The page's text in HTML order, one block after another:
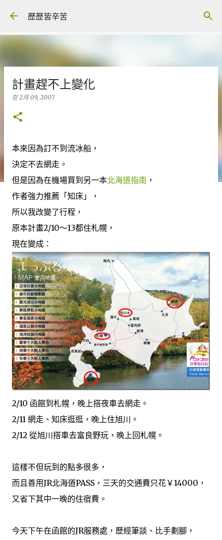
歷歷皆辛苦
計畫趕不上變化
在2月 09, 2007
本來因為訂不到流冰船，
決定不去網走。
但是因為在機場買到另一本北海道指南 ，
作者強力推薦「知床」，
所以我改變了行程，
原本計畫2/10～13都住札幌，
現在變成：
2/10 函館到札幌，晚上搭夜車去網走。
2/11 網走、知床逛逛，晚上住旭川。
2/12 從旭川搭車去富良野玩，晚上回札幌。
這樣不但玩到的點多很多，
而且善用JR北海道PASS，三天的交通費只花￥14000，
又省下其中一晚的住宿費。
今天下午在函館的JR服務處，歷經筆談、比手劃腳，